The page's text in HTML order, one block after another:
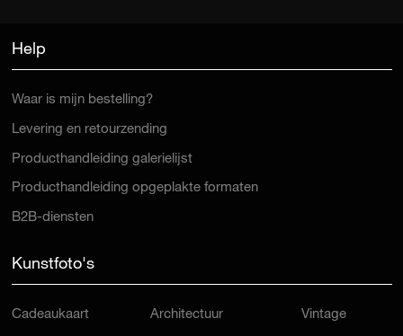
Help
Waar is mijn bestelling?
Levering en retourzending
Producthandleiding galerielijst
Producthandleiding opgeplakte formaten
B2B-diensten
Kunstfoto's
Cadeaukaart Architectuur Vintage